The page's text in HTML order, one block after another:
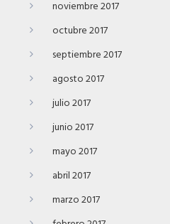
noviembre 2017
octubre 2017
septiembre 2017
agosto 2017
julio 2017
junio 2017
mayo 2017
abril 2017
marzo 2017